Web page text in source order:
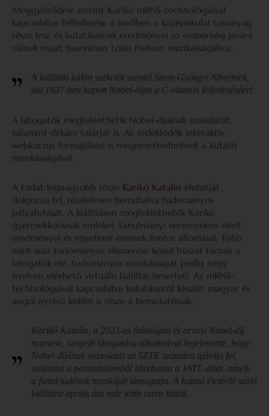
Meggyőződése szerint Karikó mRNS-technológiával
kapcsolatos felfedezése a jövőben a középiskolai tananyag
része lesz, és kutatásainak eredményei az emberiség javára
válnak majd, hasonlóan Louis Pasteur munkásságához.
A kiállítás külön szekciót szentel Szent-Györgyi Albertnek,
aki 1937-ben kapott Nobel-díjat a C-vitamin felfedezéséért.
A látogatók megtekinthetik Nobel-díjának másolatát,
valamint dékáni talárját is. Az érdeklődők interaktív
webkurzus formájában is megismerkedhetnek a kutató
munkásságával.
A tárlat legnagyobb része Karikó Katalin életútját
dolgozza fel, részletesen bemutatva tudományos
pályafutását. A kiállításon megtekinthetők Karikó
gyermekkorának emlékei, tanulmányi versenyeken elért
eredményei és egyetemi éveinek fontos állomásai. Több
mint száz tudományos elismerése közül húszat tárnak a
látogatók elé, tudományos munkásságát pedig négy
nyelven elérhető virtuális kiállítás ismerteti. Az mRNS-
technológiával kapcsolatos kutatásairól készült magyar és
angol nyelvű kisfilm is része a bemutatónak.
Karikó Katalin, a 2023-as fiziológiai és orvosi Nobel-díj
nyertese, szegedi látogatása alkalmával bejelentette, hogy
Nobel-díjának másolatát az SZTE számára ajánlja fel,
valamint a pénzjutalomból létrehozza a JATE-díjat, amely
a fiatal tudósok munkáját támogatja. A kutató életéről szóló
kiállítást április óta már több ezren látták.